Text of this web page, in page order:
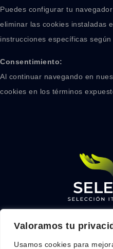
Valoramos tu
Usamos cookies para
Puedes configurar tu
eliminar las cookies instaladas
instrucciones específicas
Consentimiento:
Al continuar navegando en
cookies en los términos
Links
Home